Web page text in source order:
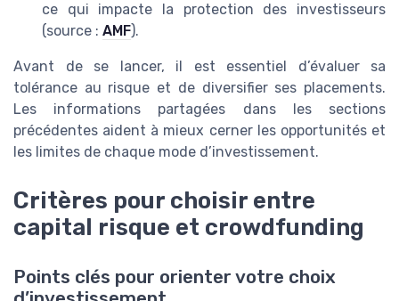
ce qui impacte la protection des investisseurs
(source : AMF).
Avant de se lancer, il est essentiel d’évaluer sa
tolérance au risque et de diversifier ses placements.
Les informations partagées dans les sections
précédentes aident à mieux cerner les opportunités et
les limites de chaque mode d’investissement.
Critères pour choisir entre
capital risque et crowdfunding
Points clés pour orienter votre choix